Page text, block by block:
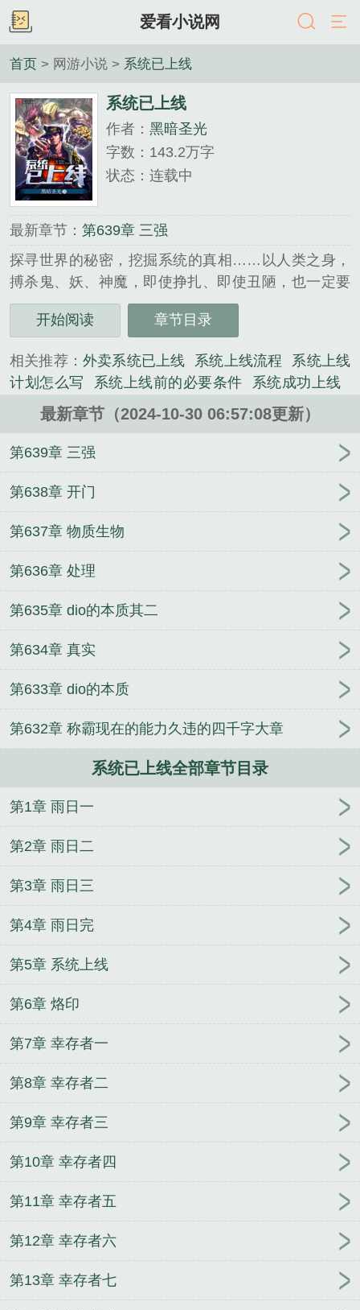
爱看小说网
首页 > 网游小说 > 系统已上线
系统已上线
作者： 黑暗圣光
字数：143.2万字
状态：连载中
最新章节： 第639章 三强
探寻世界的秘密，挖掘系统的真相……以人类之身，
搏杀鬼、妖、神魔，即使挣扎、即使丑陋，也一定要
努力的活下去。......
《系统已上线》是黑暗圣光精心创作的网游小说类小
开始阅读 章节目录
相关推荐： 外卖系统已上线 系统上线流程
系统上线
计划怎么写
系统上线前的必要条件
系统成功上线
系统上线过程
系统上线后要做什么 您的执念消除系
统已上线
系统上线的定义 系统上线成功图片
做好系统上线工作的通知
你的执念
有问题怎么办
足球叮你的龙傲天系统已
记
跟老板的甜蜜二三事
太刀党的无限之
念的奇缘 反派养妻日常（穿书）
[综]女神事
件簿
寄生 荣耀王座[快穿]
真正的释怀是
一种什么样的感觉？
三国之
至尊魂帝 倚天
钓系万人迷在修罗场里吃软饭
最新章节（2024-10-30 06:57:08更新）
第639章 三强
第638章 开门
第637章 物质生物
第636章 处理
第635章 dio的本质其二
第634章 真实
第633章 dio的本质
第632章 称霸现在的能力久违的四千字大章
系统已上线全部章节目录
第1章 雨日一
第2章 雨日二
第3章 雨日三
第4章 雨日完
第5章 系统上线
第6章 烙印
第7章 幸存者一
第8章 幸存者二
第9章 幸存者三
第10章 幸存者四
第11章 幸存者五
第12章 幸存者六
第13章 幸存者七